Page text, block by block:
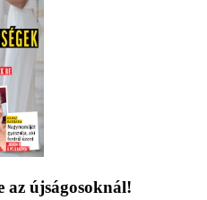
az újságosoknál!